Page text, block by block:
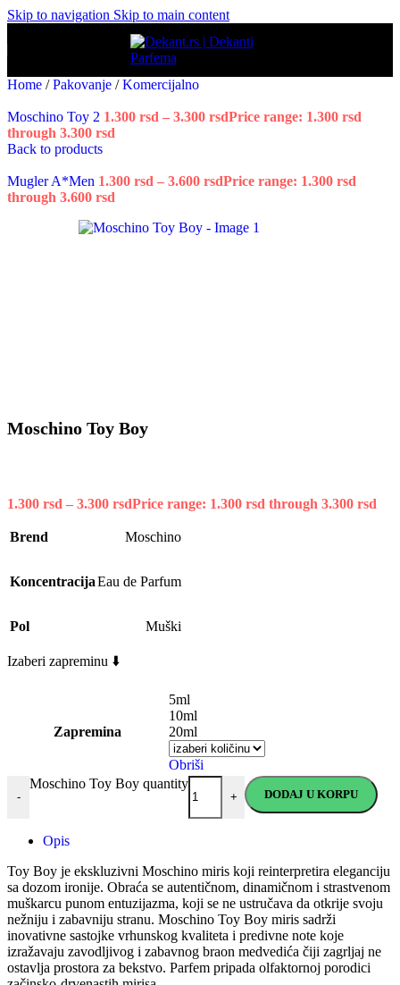
Skip to navigation Skip to main content
Home / Pakovanje / Komercijalno
Moschino Toy 2 1.300 rsd – 3.300 rsdPrice range: 1.300 rsd
through 3.300 rsd
Back to products
Mugler A*Men 1.300 rsd – 3.600 rsdPrice range: 1.300 rsd
through 3.600 rsd
Moschino Toy Boy
1.300 rsd – 3.300 rsdPrice range: 1.300 rsd through 3.300 rsd
Brend Moschino
KoncentracijaEau de Parfum
Pol Muški
Izaberi zapreminu ⬇️
Zapremina
5ml
10ml
20ml
Obriši
-
Moschino Toy Boy quantity
+ DODAJ U KORPU
Opis
Toy Boy je ekskluzivni Moschino miris koji reinterpretira eleganciju
sa dozom ironije. Obraća se autentičnom, dinamičnom i strastvenom
muškarcu punom entuzijazma, koji se ne ustručava da otkrije svoju
nežniju i zabavniju stranu. Moschino Toy Boy miris sadrži
inovativne sastojke vrhunskog kvaliteta i predivne note koje
izražavaju zavodljivog i zabavnog braon medvedića čiji zagrljaj ne
ostavlja prostora za bekstvo. Parfem pripada olfaktornoj porodici